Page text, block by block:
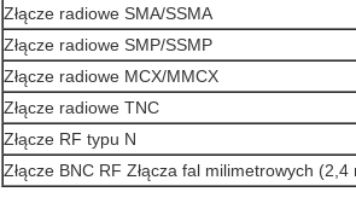
Złącze radiowe SMA/SSMA
Złącze radiowe SMP/SSMP
Złącze radiowe MCX/MMCX
Złącze radiowe TNC
Złącze RF typu N
Złącze BNC RF Złącza fal milimetrowych